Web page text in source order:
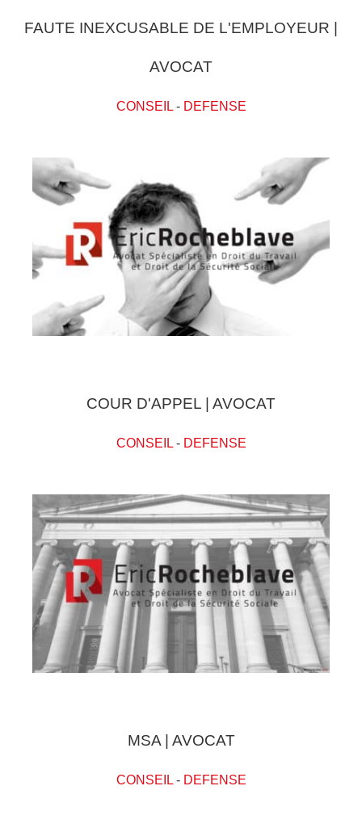
FAUTE INEXCUSABLE DE L'EMPLOYEUR |
AVOCAT
CONSEIL- DEFENSE
COUR D'APPEL | AVOCAT
CONSEIL- DEFENSE
MSA | AVOCAT
CONSEIL- DEFENSE